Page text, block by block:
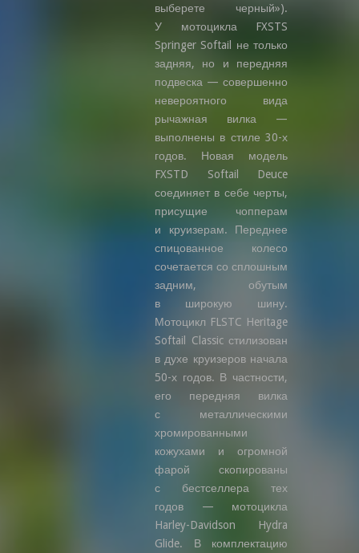
выберете черный»).
У мотоцикла FXSTS
Springer Softail не только
задняя, но и передняя
подвеска — совершенно
невероятного вида
рычажная вилка —
выполнены в стиле 30-х
годов. Новая модель
FXSTD Softail Deuce
соединяет в себе черты,
присущие чопперам
и круизерам. Переднее
спицованное колесо
сочетается со сплошным
задним, обутым
в широкую шину.
Мотоцикл FLSTC Heritage
Softail Classic стилизован
в духе круизеров начала
50-х годов. В частности,
его передняя вилка
с металлическими
хромированными
кожухами и огромной
фарой скопированы
с бестселлера тех
годов — мотоцикла
Harley-Davidson Hydra
Glide. В комплектацию